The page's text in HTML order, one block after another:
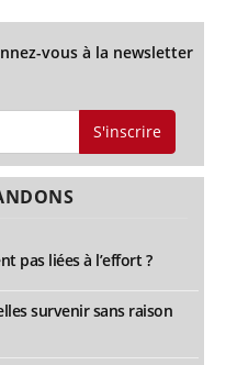
vous à la newsletter
S'inscrire
pas liées à l’effort ?
survenir sans raison